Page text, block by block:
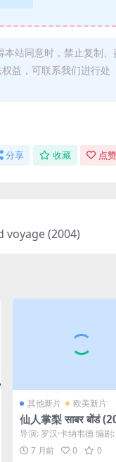
本站同意时，禁止复制、
益，可联系我们进行处
分享 收藏 点
voyage (2004)
其他新片 欧美新片
仙人掌梨 साबर बोंडं
导演: 罗汉·卡纳韦德 编剧:
卡纳韦德 主演:
7 月前 0 0